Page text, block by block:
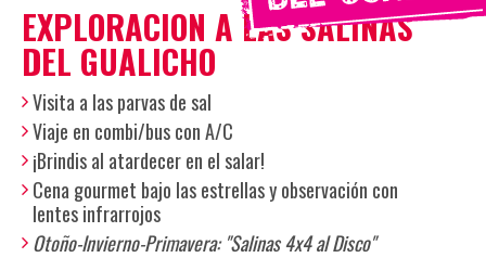
EXPLORACION A LAS SALINAS
DEL GUALICHO
Visita a las parvas de sal
Viaje en combi/bus con A/C
¡Brindis al atardecer en el salar!
Cena gourmet bajo las estrellas y observación con
lentes infrarrojos
Otoño-Invierno-Primavera: "Salinas 4x4 al Disco"